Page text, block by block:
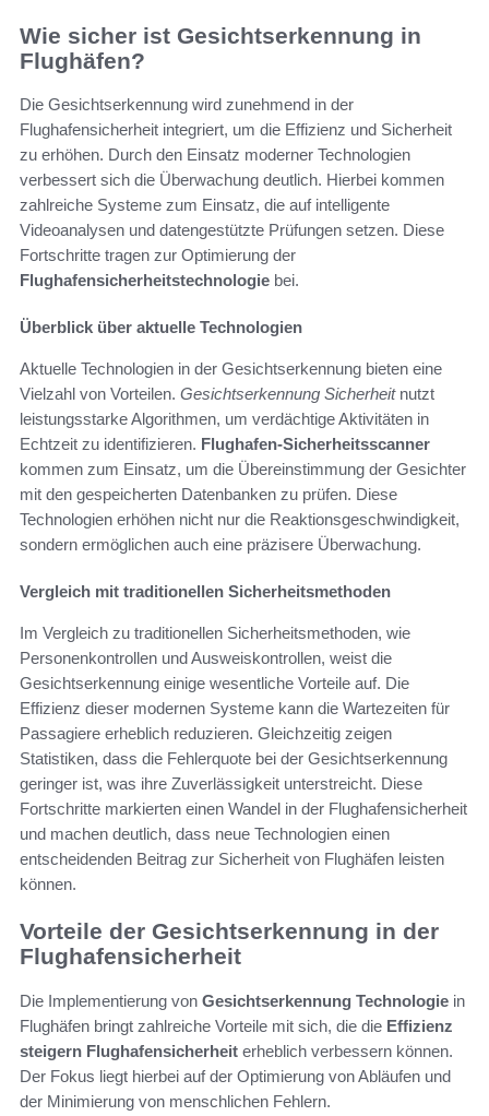
Wie sicher ist Gesichtserkennung in
Flughäfen?
Die Gesichtserkennung wird zunehmend in der
Flughafensicherheit integriert, um die Effizienz und Sicherheit
zu erhöhen. Durch den Einsatz moderner Technologien
verbessert sich die Überwachung deutlich. Hierbei kommen
zahlreiche Systeme zum Einsatz, die auf intelligente
Videoanalysen und datengestützte Prüfungen setzen. Diese
Fortschritte tragen zur Optimierung der
Flughafensicherheitstechnologie bei.
Überblick über aktuelle Technologien
Aktuelle Technologien in der Gesichtserkennung bieten eine
Vielzahl von Vorteilen. Gesichtserkennung Sicherheitnutzt
leistungsstarke Algorithmen, um verdächtige Aktivitäten in
Echtzeit zu identifizieren. Flughafen-Sicherheitsscanner
kommen zum Einsatz, um die Übereinstimmung der Gesichter
mit den gespeicherten Datenbanken zu prüfen. Diese
Technologien erhöhen nicht nur die Reaktionsgeschwindigkeit,
sondern ermöglichen auch eine präzisere Überwachung.
Vergleich mit traditionellen Sicherheitsmethoden
Im Vergleich zu traditionellen Sicherheitsmethoden, wie
Personenkontrollen und Ausweiskontrollen, weist die
Gesichtserkennung einige wesentliche Vorteile auf. Die
Effizienz dieser modernen Systeme kann die Wartezeiten für
Passagiere erheblich reduzieren. Gleichzeitig zeigen
Statistiken, dass die Fehlerquote bei der Gesichtserkennung
geringer ist, was ihre Zuverlässigkeit unterstreicht. Diese
Fortschritte markierten einen Wandel in der Flughafensicherheit
und machen deutlich, dass neue Technologien einen
entscheidenden Beitrag zur Sicherheit von Flughäfen leisten
können.
Vorteile der Gesichtserkennung in der
Flughafensicherheit
Die Implementierung von Gesichtserkennung Technologie in
Flughäfen bringt zahlreiche Vorteile mit sich, die die Effizienz
steigern Flughafensicherheit erheblich verbessern können.
Der Fokus liegt hierbei auf der Optimierung von Abläufen und
der Minimierung von menschlichen Fehlern.